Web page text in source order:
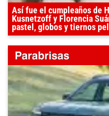
Así fue el cumpleaños de
Kusnetzoff y Florencia
pastel, globos y tiernos